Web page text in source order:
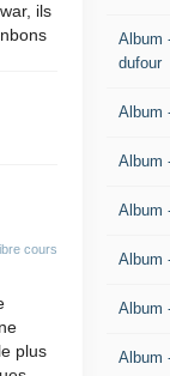
ils
cours
plus
Album
dufour
Album
Album
Album
Album
Album
Album